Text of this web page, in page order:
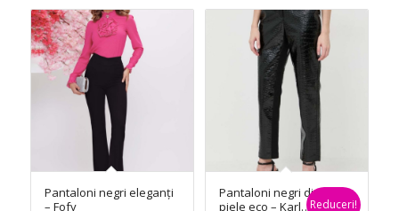
fost:
509,90 lei.
este:
279,00 lei.
Pantaloni negri eleganți
– Fofy
Pantaloni negri din
piele eco – Karl
Reduceri!